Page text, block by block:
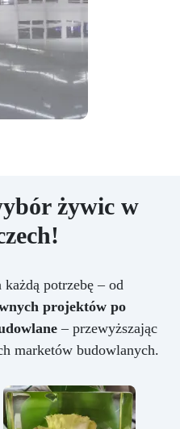
żywic w
potrzebę – od
projektów po
– przewyższając
marketów budowlanych.